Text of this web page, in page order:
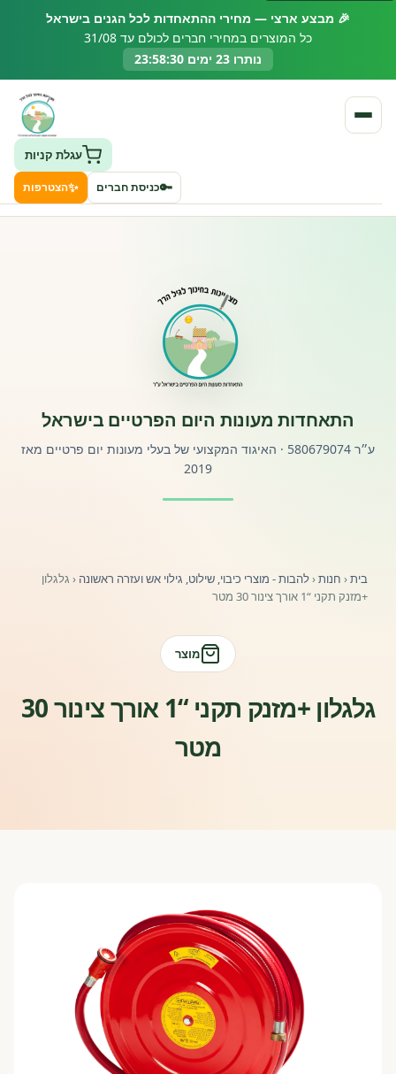
🎉 מבצע ארצי — מחירי ההתאחדות לכל הגנים בישראל
כל המוצרים במחירי חברים לכולם עד 31/08
נותרו 23 ימים 23:58:29
פורטל לוח מודעות דרושים עובדים
השתלמויות וקורסים לגננות ולצוותי חינוך | גיל הרך 0-6
עגלת קניות
🔑כניסת חברים ✨הצטרפות
התאחדות מעונות היום הפרטיים בישראל
ע״ר 580679074 · האיגוד המקצועי של בעלי מעונות יום פרטיים מאז
2019
בית‹ חנות‹להבות - מוצרי כיבוי, שילוט, גילוי אש ועזרה ראשונה ‹ גלגלון
+מזנק תקני “1 אורך צינור 30 מטר
מוצר
גלגלון +מזנק תקני “1 אורך צינור 30
מטר